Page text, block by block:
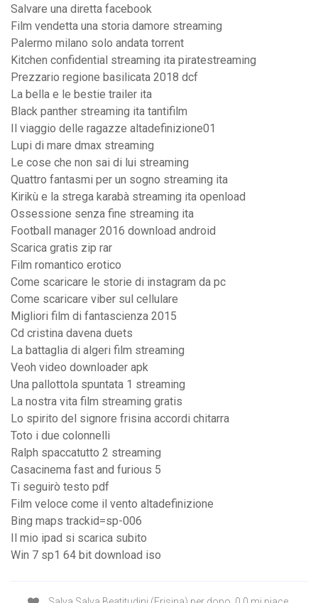
Salvare una diretta facebook
Film vendetta una storia damore streaming
Palermo milano solo andata torrent
Kitchen confidential streaming ita piratestreaming
Prezzario regione basilicata 2018 dcf
La bella e le bestie trailer ita
Black panther streaming ita tantifilm
Il viaggio delle ragazze altadefinizione01
Lupi di mare dmax streaming
Le cose che non sai di lui streaming
Quattro fantasmi per un sogno streaming ita
Kirikù e la strega karabà streaming ita openload
Ossessione senza fine streaming ita
Football manager 2016 download android
Scarica gratis zip rar
Film romantico erotico
Come scaricare le storie di instagram da pc
Come scaricare viber sul cellulare
Migliori film di fantascienza 2015
Cd cristina davena duets
La battaglia di algeri film streaming
Veoh video downloader apk
Una pallottola spuntata 1 streaming
La nostra vita film streaming gratis
Lo spirito del signore frisina accordi chitarra
Toto i due colonnelli
Ralph spaccatutto 2 streaming
Casacinema fast and furious 5
Ti seguirò testo pdf
Film veloce come il vento altadefinizione
Bing maps trackid=sp-006
Il mio ipad si scarica subito
Win 7 sp1 64 bit download iso